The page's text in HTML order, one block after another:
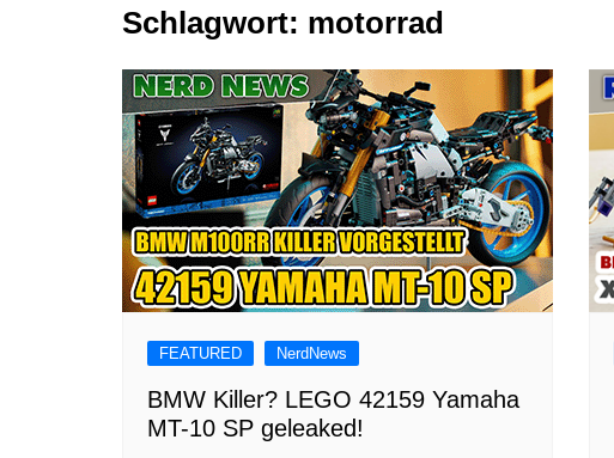
Tutorials
NerdStuff
Speedbuild
GAMEzeit
Muss das Sein
Retroecke
Building Bricks For
Warenkorb
Schlagwort: motorrad
FEATURED NerdNews
BMW Killer? LEGO 42159 Yamaha
MT-10 SP geleaked!